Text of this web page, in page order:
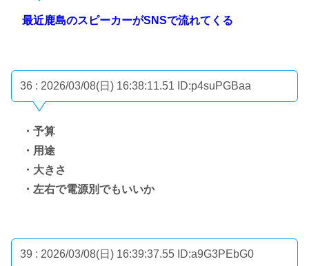
最近鹿島のスピーカーがSNSで流れてくる
36 : 2026/03/08(日) 16:38:11.51 ID:p4suPGBaa
・予算
・用途
・大きさ
・左右で電源別でもいいか
39 : 2026/03/08(日) 16:39:37.55 ID:a9G3PEbG0